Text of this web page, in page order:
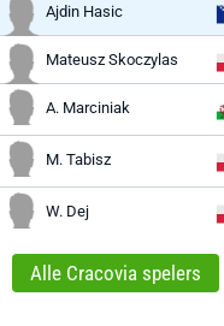
Ajdin Hasic
Mateusz Skoczylas
A. Marciniak
M. Tabisz
W. Dej
Alle Cracovia spelers